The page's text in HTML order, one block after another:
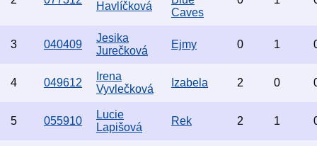
Havlíčková
Caves
3 040409
Jesika
Jurečková
Ejmy 0 1
4 049612
Irena
Vyvlečková
Izabela 2 0
5 055910
Lucie
Lapišová
Rek 2 1